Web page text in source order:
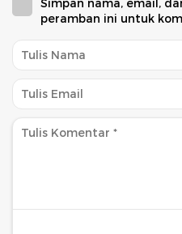
peramban ini untuk